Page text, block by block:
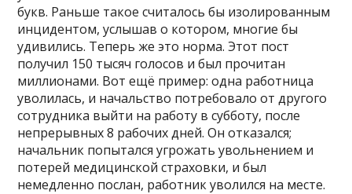
букв. Раньше такое считалось бы изолированным
инцидентом, услышав о котором, многие бы
удивились. Теперь же это норма. Этот пост
получил 150 тысяч голосов и был прочитан
миллионами. Вот ещё пример: одна работница
уволилась, и начальство потребовало от другого
сотрудника выйти на работу в субботу, после
непрерывных 8 рабочих дней. Он отказался;
начальник попытался угрожать увольнением и
потерей медицинской страховки, и был
немедленно послан, работник уволился на месте.